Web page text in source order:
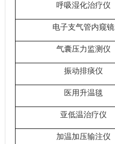
呼吸湿化治疗仪
电子支气管内窥镜
气囊压力监测仪
振动排痰仪
医用升温毯
亚低温治疗仪
加温加压输注仪